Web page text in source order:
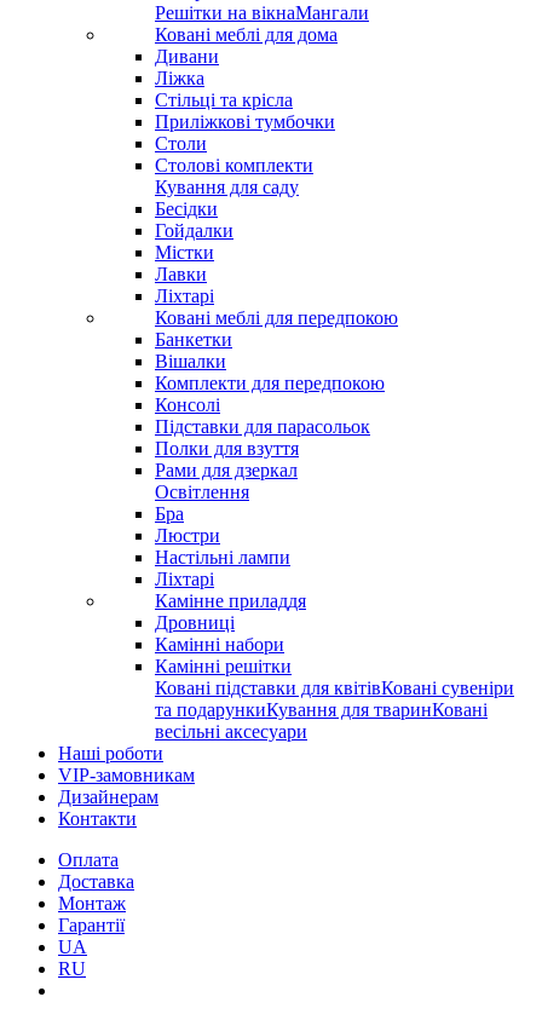
Решітки на вікнаМангали
Ковані меблі для дома
Дивани
Ліжка
Стільці та крісла
Приліжкові тумбочки
Столи
Столові комплекти
Кування для саду
Бесідки
Гойдалки
Містки
Лавки
Ліхтарі
Ковані меблі для передпокою
Банкетки
Вішалки
Комплекти для передпокою
Консолі
Підставки для парасольок
Полки для взуття
Рами для дзеркал
Освітлення
Бра
Люстри
Настільні лампи
Ліхтарі
Камінне приладдя
Дровниці
Камінні набори
Камінні решітки
Ковані підставки для квітівКовані сувеніри
та подарункиКування для тваринКовані
весільні аксесуари
Наші роботи
VIP-замовникам
Дизайнерам
Контакти
Оплата
Доставка
Монтаж
Гарантії
UA
RU